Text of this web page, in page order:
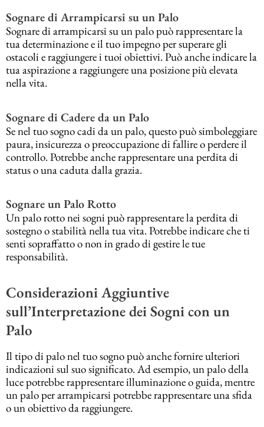
Sognare di Arrampicarsi su un Palo
Sognare di arrampicarsi su un palo può rappresentare la
tua determinazione e il tuo impegno per superare gli
ostacoli e raggiungere i tuoi obiettivi. Può anche indicare la
tua aspirazione a raggiungere una posizione più elevata
nella vita.
Sognare di Cadere da un Palo
Se nel tuo sogno cadi da un palo, questo può simboleggiare
paura, insicurezza o preoccupazione di fallire o perdere il
controllo. Potrebbe anche rappresentare una perdita di
status o una caduta dalla grazia.
Sognare un Palo Rotto
Un palo rotto nei sogni può rappresentare la perdita di
sostegno o stabilità nella tua vita. Potrebbe indicare che ti
senti sopraffatto o non in grado di gestire le tue
responsabilità.
Considerazioni Aggiuntive
sull’Interpretazione dei Sogni con un
Palo
Il tipo di palo nel tuo sogno può anche fornire ulteriori
indicazioni sul suo significato. Ad esempio, un palo della
luce potrebbe rappresentare illuminazione o guida, mentre
un palo per arrampicarsi potrebbe rappresentare una sfida
o un obiettivo da raggiungere.